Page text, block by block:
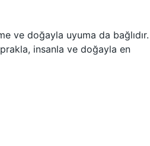
ve doğayla uyuma da bağlıdır.
insanla ve doğayla en